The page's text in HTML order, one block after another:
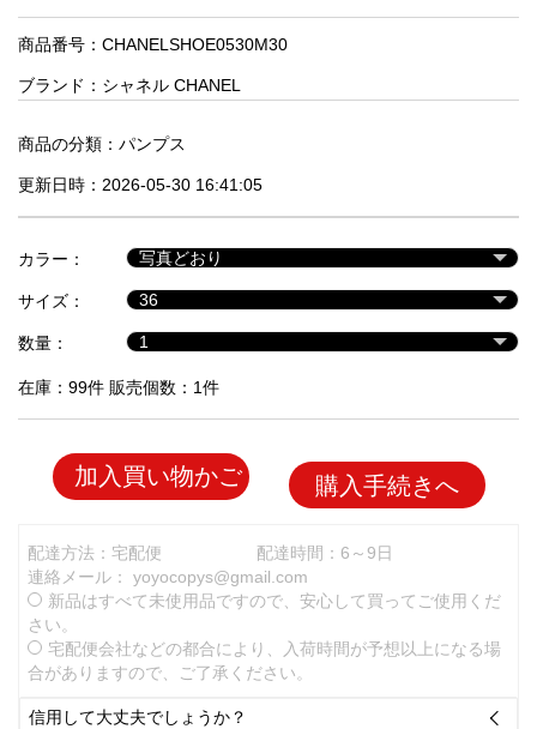
人
気
商
セ
ル
品
商品番号：CHANELSHOE0530M30
ブランド： シャネル CHANEL
商品の分類： パンプス
更新日時：2026-05-30 16:41:05
カラー：
サイズ：
数量：
在庫：99件 販売個数：1件
加入買い物かご 購入手続きへ
配達方法：宅配便
配達時間：6～9日
連絡メール： yoyocopys@gmail.com
新品はすべて未使用品ですので、安心して買ってご使用くだ
さい。
宅配便会社などの都合により、入荷時間が予想以上になる場
合がありますので、ご了承ください。
信用して大丈夫でしょうか？ 